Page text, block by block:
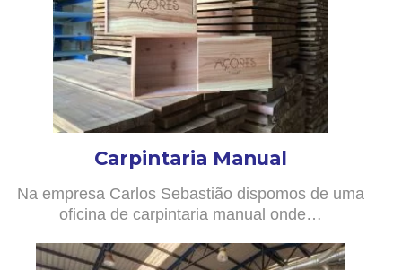
Carpintaria Manual
Na empresa Carlos Sebastião dispomos de uma
oficina de carpintaria manual onde…